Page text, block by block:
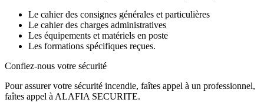
Le cahier des consignes générales et particulières
Le cahier des charges administratives
Les équipements et matériels en poste
Les formations spécifiques reçues.
Confiez-nous votre sécurité
Pour assurer votre sécurité incendie, faîtes appel à un professionnel,
faîtes appel à ALAFIA SECURITE.